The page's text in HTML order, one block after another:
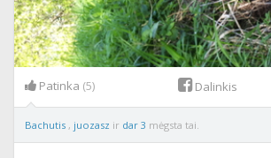
Patinka (5) Dalinkis
Bachutis , juozasz ir dar 3 mėgsta tai.